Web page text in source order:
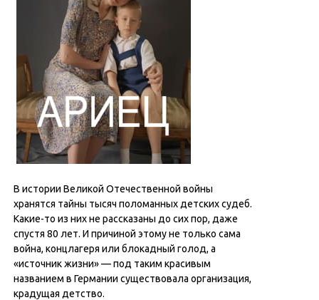
В истории Великой Отечественной войны
хранятся тайны тысяч поломанных детских судеб.
Какие-то из них не рассказаны до сих пор, даже
спустя 80 лет. И причиной этому не только сама
война, концлагеря или блокадный голод, а
«источник жизни» — под таким красивым
названием в Германии существовала организация,
крадущая детство.